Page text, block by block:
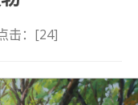
击：[24]